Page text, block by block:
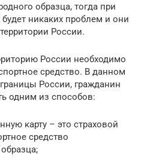
образца, тогда при
никаких проблем и они
России.
России необходимо
средство. В данном
России, гражданин
одним из способов:
карту – это страховой
средство